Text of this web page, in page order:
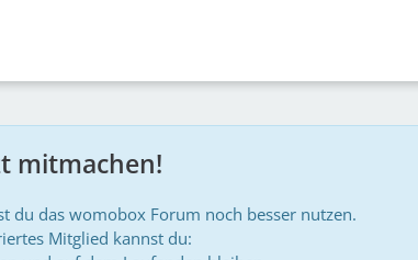
mitmachen!
du das womobox Forum noch besser nutzen.
Mitglied kannst du: